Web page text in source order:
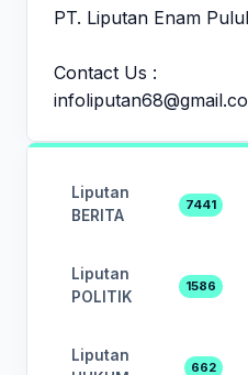
PT. Liputan Enam
Contact Us :
Liputan
BERITA
7441
Liputan
POLITIK
1586
Liputan
662